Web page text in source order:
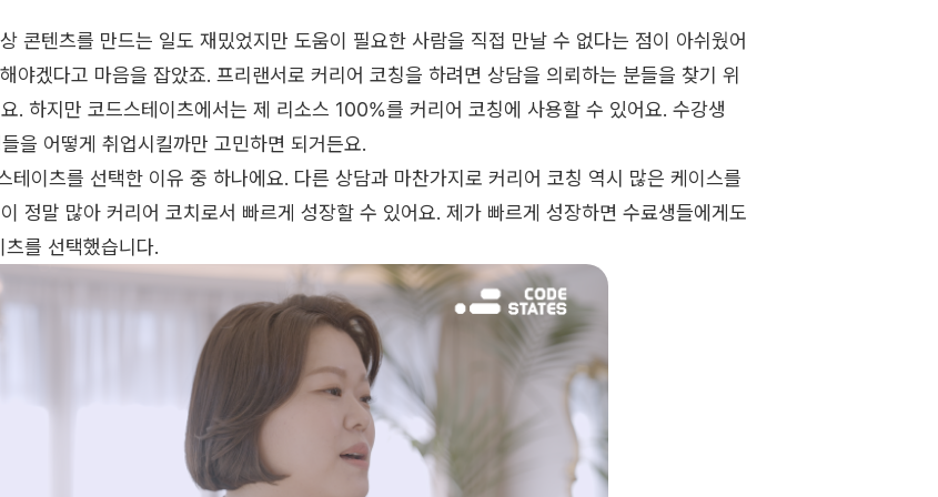
콘텐츠를 만드는 일도 재밌었지만 도움이 필요한 사람을 직접 만날 수 없다는 점이 아쉬웠어
야겠다고 마음을 잡았죠. 프리랜서로 커리어 코칭을 하려면 상담을 의뢰하는 분들을 찾기 위
. 하지만 코드스테이츠에서는 제 리소스 100%를 커리어 코칭에 사용할 수 있어요. 수강생
을 어떻게 취업시킬까만 고민하면 되거든요.
테이츠를 선택한 이유 중 하나에요. 다른 상담과 마찬가지로 커리어 코칭 역시 많은 케이스를
정말 많아 커리어 코치로서 빠르게 성장할 수 있어요. 제가 빠르게 성장하면 수료생들에게도
를 선택했습니다.